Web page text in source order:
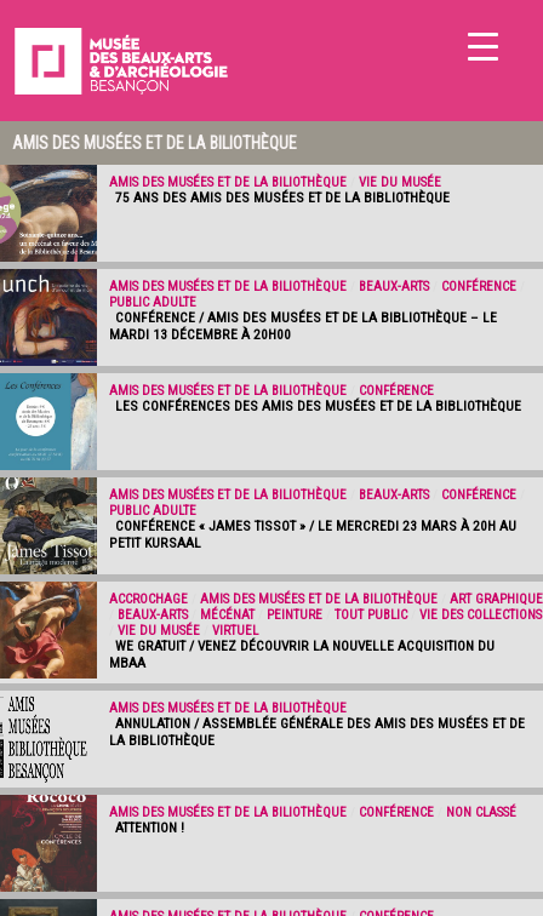
AMIS DES MUSÉES ET DE LA BILIOTHÈQUE
AMIS DES MUSÉES ET DE LA BILIOTHÈQUE VIE DU MUSÉE
75 ANS DES AMIS DES MUSÉES ET DE LA BIBLIOTHÈQUE
AMIS DES MUSÉES ET DE LA BILIOTHÈQUE BEAUX-ARTS/ CONFÉRENCE
PUBLIC ADULTE
CONFÉRENCE / AMIS DES MUSÉES ET DE LA BIBLIOTHÈQUE – LE
MARDI 13 DÉCEMBRE À 20H00
AMIS DES MUSÉES ET DE LA BILIOTHÈQUE CONFÉRENCE
LES CONFÉRENCES DES AMIS DES MUSÉES ET DE LA BIBLIOTHÈQUE
AMIS DES MUSÉES ET DE LA BILIOTHÈQUE BEAUX-ARTS/ CONFÉRENCE
PUBLIC ADULTE
CONFÉRENCE « JAMES TISSOT » / LE MERCREDI 23 MARS À 20H AU
PETIT KURSAAL
ACCROCHAGE AMIS DES MUSÉES ET DE LA BILIOTHÈQUE
ART GRAPHIQUE
BEAUX-ARTS/ MÉCÉNAT/ PEINTURE TOUT PUBLIC/ VIE DES COLLECTIONS
VIE DU MUSÉE VIRTUEL
WE GRATUIT / VENEZ DÉCOUVRIR LA NOUVELLE ACQUISITION DU
MBAA
AMIS DES MUSÉES ET DE LA BILIOTHÈQUE
ANNULATION / ASSEMBLÉE GÉNÉRALE DES AMIS DES MUSÉES ET DE
LA BIBLIOTHÈQUE
AMIS DES MUSÉES ET DE LA BILIOTHÈQUE CONFÉRENCE NON CLASSÉ
ATTENTION !